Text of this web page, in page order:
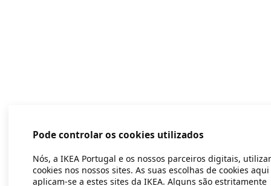
Pode controlar os cookies utilizados
Nós, a IKEA Portugal e os nossos parceiros digitais,
cookies nos nossos sites. As suas escolhas de cookies aqui
aplicam-se a estes sites da IKEA. Alguns são estritamente